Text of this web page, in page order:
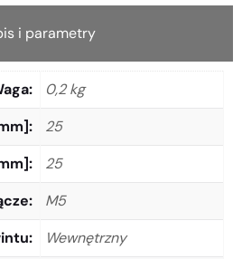
i parametry
0,2 kg
25
25
M5
Wewnętrzny